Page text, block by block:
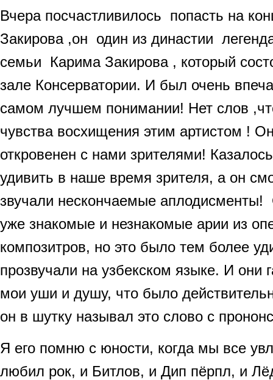
Вчера посчастливилось попасть на
Закирова ,он один из династии
семьи Карима Закирова , который
зале Консерватории. И был очень
самом лучшем понимании! Нет слов
чувства восхищения этим артистом !
откровенен с нами зрителями!
удивить в наше время зрителя, а он
звучали нескончаемые
уже знакомые и незнакомые арии из
композитров, но это было тем более
прозвучали на узбекском языке. И они
мои уши и душу, что было
он в шутку называл это слово с
Я его помню с юности, когда мы все
любил рок, и Битлов, и Дип пёрпл, и